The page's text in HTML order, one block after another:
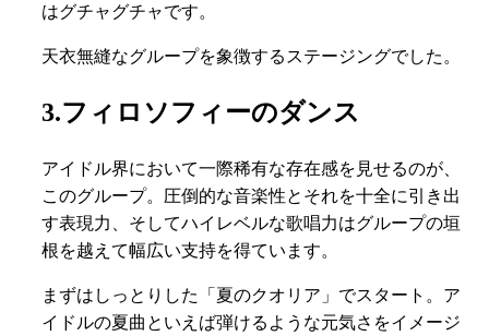
はグチャグチャです。
天衣無縫なグループを象徴するステージングでした。
3.フィロソフィーのダンス
アイドル界において一際稀有な存在感を見せるのが、
このグループ。圧倒的な音楽性とそれを十全に引き出
す表現力、そしてハイレベルな歌唱力はグループの垣
根を越えて幅広い支持を得ています。
まずはしっとりした「夏のクオリア」でスタート。ア
イドルの夏曲といえば弾けるような元気さをイメージ